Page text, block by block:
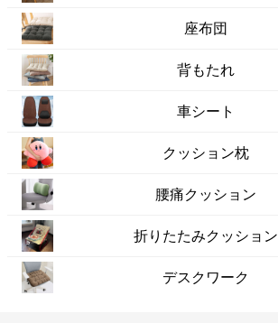
座布団
背もたれ
車シート
クッション枕
腰痛クッション
折りたたみクッション
デスクワーク